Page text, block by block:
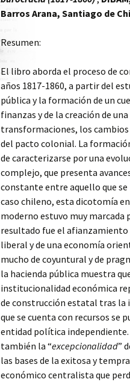
EN AMÉRICA LATINA,
SYMPOSIUM 2011 EL
PROYECTO STATE
BUILDING EN SANTIAGO
DE CHILE
PRIMER WORKSHOP
2011: ADMINISTRAR,
SERVIR AL PODER,
SERVIR AL ESTADO,
BARCELONA
SEGUNDO WORKSHOP
2011: GUERRA,
VIOLENCIA Y
CONSTRUCCIÓN DEL
ESTADO. AMÉRICA
LATINA, SIGLO XIX, SAN
JOSÉ DE COSTA RICA
WORKSHOP 2012,
JUSTICIA, VIOLENCIA Y
CONSTRUCCIÓN
ESTATAL, QUITO,
ECUADOR
L’OBEISSANCE
COLONIAL
CRISES IN THE 19TH AND
20TH CENTURIES
CONSTRUCCIÓN DEL
ESTADO Y BUROCRACIAS
TÉCNICAS EN AMÉRICA
LATINA. SIGLOS XIX Y XX
CORRUPCIÓN, CODICIA Y
BIEN PÚBLICO EN EL
MUNDO HISPÁNICO
(SIGLOS XVII-XX)
ESTADO
FAMILIAS
DE
RÍO DE LA
XVIII Y XIX
UN
DEUDAS Y
ESTATAL
GRANADA
PRIMERA
SIGLO XIX
HIJOS DE
ESTADO
EL
ESTATAL
Barros Arana, Santiago de
Resumen:
El libro aborda el proceso de
años 1817-1860, a partir del
pública y la formación de un
finanzas y de la creación de
transformaciones, los
del pacto colonial. La
de caracterizarse por una
complejo, que presenta
constante entre aquello que se
caso chileno, esta dicotomía
moderno estuvo muy marcada
resultado fue el
liberal y de una economía
mucho de coyuntural y de
la hacienda pública muestra
institucionalidad económica
de construcción estatal tras la
que se cuenta con recursos se
entidad política
también la “excepcionalidad”
las bases de la exitosa y
económico centralista que